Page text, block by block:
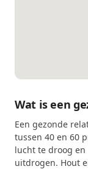
Wat is een
Een gezonde
tussen 40 en 60
lucht te droog
uitdrogen. Hout